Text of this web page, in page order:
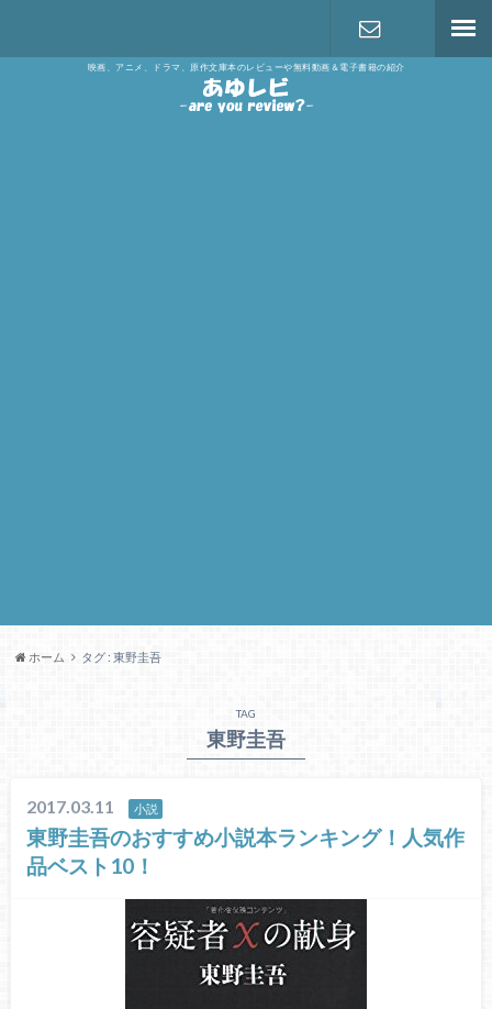
映画、アニメ、ドラマ、原作文庫本のレビューや無料動画＆電子書籍の紹介
ホーム タグ : 東野圭吾
TAG
東野圭吾
2017.03.11 小説
東野圭吾のおすすめ小説本ランキング！人気作
品ベスト10！